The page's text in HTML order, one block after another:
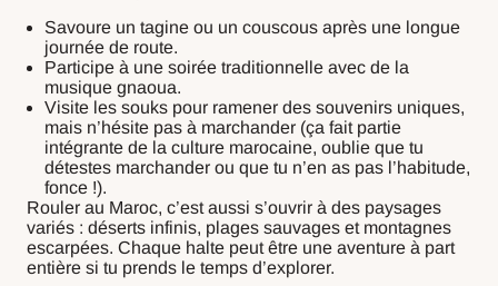
Savoure un tagine ou un couscous après une longue
journée de route.
Participe à une soirée traditionnelle avec de la
musique gnaoua.
Visite les souks pour ramener des souvenirs uniques,
mais n’hésite pas à marchander (ça fait partie
intégrante de la culture marocaine, oublie que tu
détestes marchander ou que tu n’en as pas l’habitude,
fonce !).
Rouler au Maroc, c’est aussi s’ouvrir à des paysages
variés : déserts infinis, plages sauvages et montagnes
escarpées. Chaque halte peut être une aventure à part
entière si tu prends le temps d’explorer.